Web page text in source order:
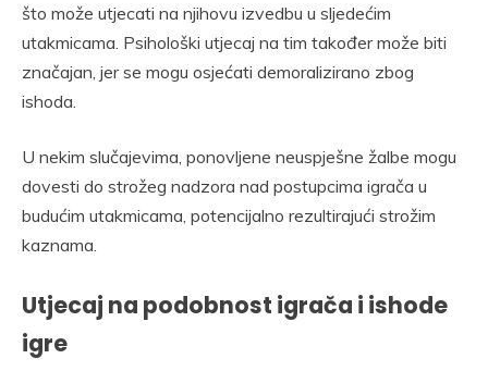
što može utjecati na njihovu izvedbu u sljedećim
utakmicama. Psihološki utjecaj na tim također može biti
značajan, jer se mogu osjećati demoralizirano zbog
ishoda.
U nekim slučajevima, ponovljene neuspješne žalbe mogu
dovesti do strožeg nadzora nad postupcima igrača u
budućim utakmicama, potencijalno rezultirajući strožim
kaznama.
Utjecaj na podobnost igrača i ishode
igre